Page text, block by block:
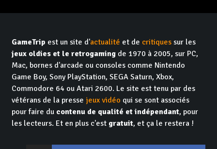
GameTrip est un site d'actualité et de critiques sur les
jeux oldies et le retrogaming de 1970 à 2005, sur PC,
Mac, bornes d'arcade ou consoles comme Nintendo
Game Boy, Sony PlayStation, SEGA Saturn, Xbox,
Commodore 64 ou Atari 2600. Le site est tenu par des
vétérans de la presse jeux vidéo qui se sont associés
pour faire du contenu de qualité et indépendant, pour
les lecteurs. Et en plus c'est gratuit, et ça le restera !